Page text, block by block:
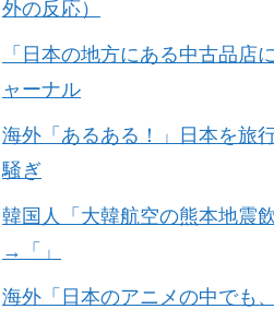
外の反応）
「日本の地方にある中古品
ャーナル
海外「あるある！」日本を旅
騒ぎ
韓国人「大韓航空の熊本地震
→「」
海外「日本のアニメの中でも